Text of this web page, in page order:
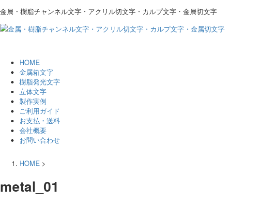
金属・樹脂チャンネル文字・アクリル切文字・カルプ文字・金属切文字
HOME
金属箱文字
樹脂発光文字
立体文字
製作実例
ご利用ガイド
お支払・送料
会社概要
お問い合わせ
HOME >
metal_01